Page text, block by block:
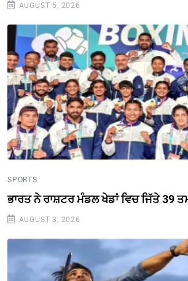
AUGUST 5, 2026
SPORTS
ਭਾਰਤ ਨੇ ਰਾਸ਼ਟਰ ਮੰਡਲ ਖੇਡਾਂ ਵਿਚ ਜਿੱਤੇ 39
AUGUST 3, 2026